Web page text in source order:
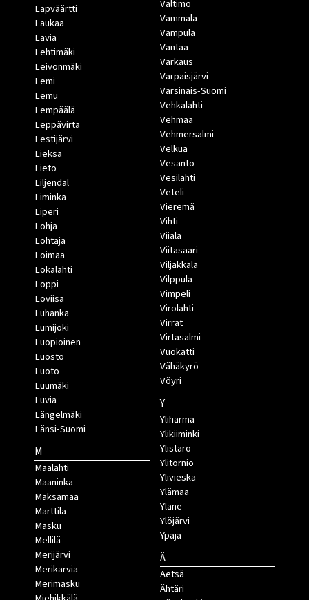
Lapväärtti
Laukaa
Lavia
Lehtimäki
Leivonmäki
Lemi
Lemu
Lempäälä
Leppävirta
Lestijärvi
Lieksa
Lieto
Liljendal
Liminka
Liperi
Lohja
Lohtaja
Loimaa
Lokalahti
Loppi
Loviisa
Luhanka
Lumijoki
Luopioinen
Luosto
Luoto
Luumäki
Luvia
Längelmäki
Länsi-Suomi
M
Maalahti
Maaninka
Maksamaa
Marttila
Masku
Mellilä
Merijärvi
Merikarvia
Merimasku
Valtimo
Vammala
Vampula
Vantaa
Varkaus
Varpaisjärvi
Varsinais-Suomi
Vehkalahti
Vehmaa
Vehmersalmi
Velkua
Vesanto
Vesilahti
Veteli
Vieremä
Vihti
Viiala
Viitasaari
Viljakkala
Vilppula
Vimpeli
Virolahti
Virrat
Virtasalmi
Vuokatti
Vähäkyrö
Vöyri
Y
Ylihärmä
Ylikiiminki
Ylistaro
Ylitornio
Ylivieska
Ylämaa
Yläne
Ylöjärvi
Ypäjä
Ä
Äetsä
Ähtäri